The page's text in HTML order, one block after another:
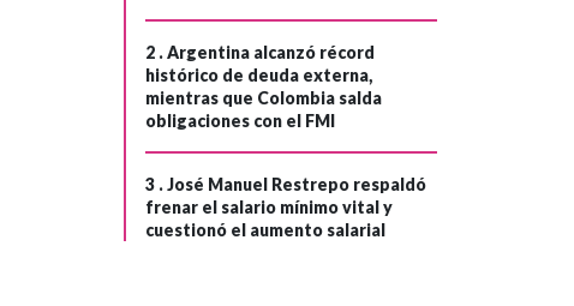
2 .Argentina alcanzó récord
histórico de deuda externa,
mientras que Colombia salda
obligaciones con el FMI
3 .José Manuel Restrepo respaldó
frenar el salario mínimo vital y
cuestionó el aumento salarial